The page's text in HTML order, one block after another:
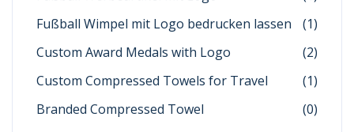
Fußball Wimpel mit Logo bedrucken lassen
(1)
Custom Award Medals with Logo
(2)
Custom Compressed Towels for Travel
(1)
Branded Compressed Towel
(0)